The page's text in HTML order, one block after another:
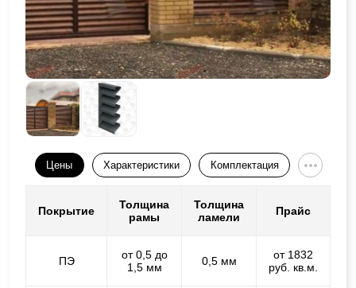
Цены Характеристики Комплектация
Покрытие
Толщина
рамы
Толщина
ламели
Прайс
ПЭ
от 0,5 до
1,5 мм
0,5 мм
от 1832
руб. кв.м.